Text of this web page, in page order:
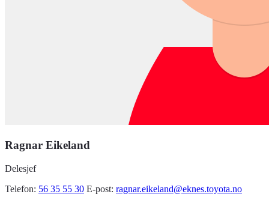
Ragnar Eikeland
Delesjef
Telefon: 56 35 55 30 E-post: ragnar.eikeland@eknes.toyota.no